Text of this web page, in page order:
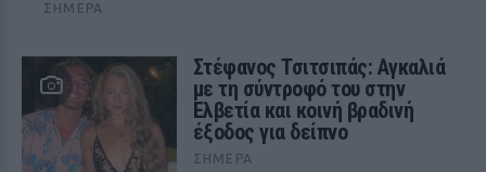
ΣΉΜΕΡΑ
Στέφανος Τσιτσιπάς: Αγκαλιά
με τη σύντροφό του στην
Ελβετία και κοινή βραδινή
έξοδος για δείπνο
ΣΉΜΕΡΑ